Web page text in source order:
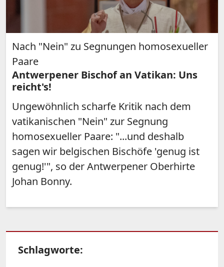
Nach "Nein" zu Segnungen homosexueller
Paare
Antwerpener Bischof an Vatikan: Uns
reicht's!
Ungewöhnlich scharfe Kritik nach dem
vatikanischen "Nein" zur Segnung
homosexueller Paare: "...und deshalb
sagen wir belgischen Bischöfe 'genug ist
genug!'", so der Antwerpener Oberhirte
Johan Bonny.
Schlagworte: